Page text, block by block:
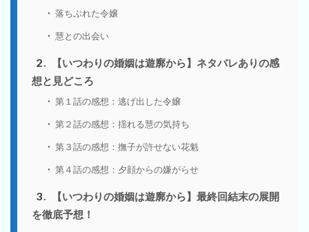
落ちぶれた令嬢
慧との出会い
2
【いつわりの婚姻は遊廓から】ネタバレありの感
想と見どころ
第１話の感想：逃げ出した令嬢
第２話の感想：揺れる慧の気持ち
第３話の感想：撫子が許せない花魁
第４話の感想：夕顔からの嫌がらせ
3
【いつわりの婚姻は遊廓から】最終回結末の展開
を徹底予想！